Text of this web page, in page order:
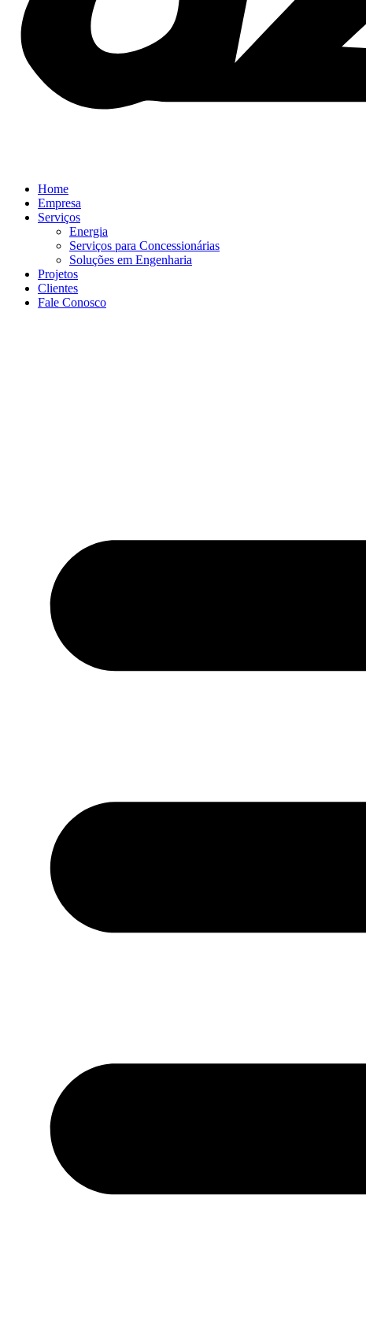
Home
Empresa
Serviços
Energia
Serviços para Concessionárias
Soluções em Engenharia
Projetos
Clientes
Fale Conosco